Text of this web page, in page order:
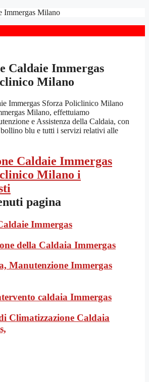
Immergas Milano
Caldaie Immergas
Milano
Immergas Sforza Policlinico Milano
Milano, effettuiamo
e Assistenza della Caldaia, con
blu e tutti i servizi relativi alle
pagina
Immergas
della Caldaia Immergas
Manutenzione Immergas
caldaia Immergas
Climatizzazione Caldaia